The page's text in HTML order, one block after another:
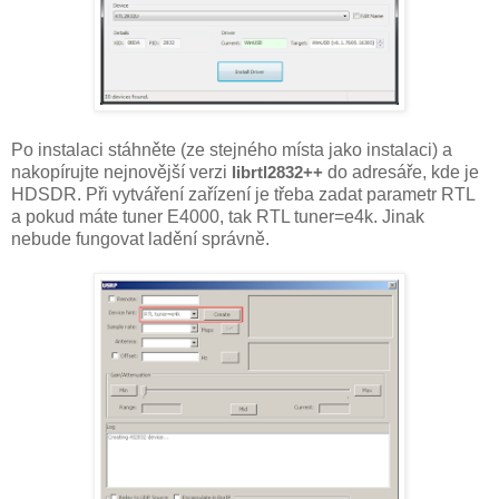
Po instalaci stáhněte (ze stejného místa jako instalaci) a
nakopírujte nejnovější verzi librtl2832++ do adresáře, kde je
HDSDR. Při vytváření zařízení je třeba zadat parametr RTL
a pokud máte tuner E4000, tak RTL tuner=e4k. Jinak
nebude fungovat ladění správně.